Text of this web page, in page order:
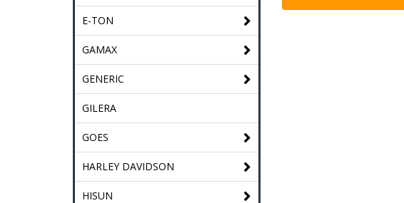
E-TON
GAMAX
GENERIC
GILERA
GOES
HARLEY DAVIDSON
HISUN